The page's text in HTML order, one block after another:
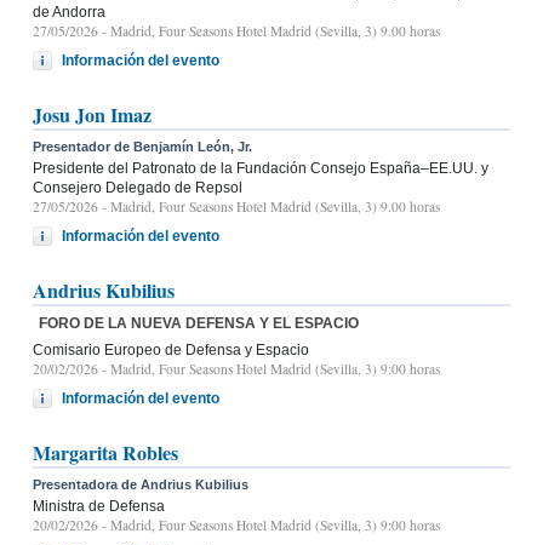
de Andorra
27/05/2026 - Madrid, Four Seasons Hotel Madrid (Sevilla, 3) 9.00 horas
Información del evento
Josu Jon Imaz
Presentador de Benjamín León, Jr.
Presidente del Patronato de la Fundación Consejo España–EE.UU. y
Consejero Delegado de Repsol
27/05/2026 - Madrid, Four Seasons Hotel Madrid (Sevilla, 3) 9.00 horas
Información del evento
Andrius Kubilius
FORO DE LA NUEVA DEFENSA Y EL ESPACIO
Comisario Europeo de Defensa y Espacio
20/02/2026 - Madrid, Four Seasons Hotel Madrid (Sevilla, 3) 9:00 horas
Información del evento
Margarita Robles
Presentadora de Andrius Kubilius
Ministra de Defensa
20/02/2026 - Madrid, Four Seasons Hotel Madrid (Sevilla, 3) 9:00 horas